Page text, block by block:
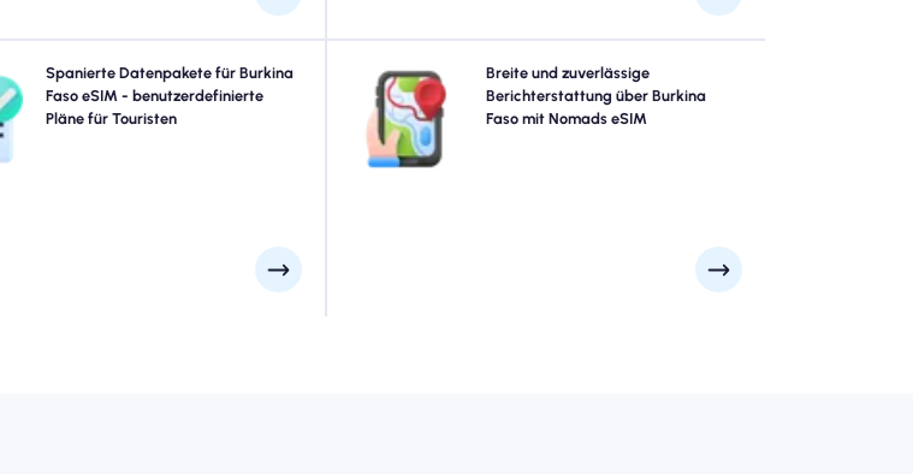
Spanierte Datenpakete für Burkina
Faso eSIM - benutzerdefinierte
Pläne für Touristen
Faso? Wählen Sie aus unseren Burkina
eSIM -Datenpaketen, die für jeden Bedarf
mit nahtloser 4G/5G -Konnektivität.
unserer eSIMS erfordern eine manuelle
Bitte überprüfen Sie Ihre Installations -E -
Breite und zuverlässige
Berichterstattung über Burkina
Faso mit Nomads eSIM
Erforschen Sie Burkina Faso mit Vertrauen mit Nomads
Burkina Faso eSIM und bieten eine zuverlässige 4G/5G -
Abdeckung in den besten Attraktionen und
Geschäftsvierteln der Stadt. Bleib in Verbindung, egal